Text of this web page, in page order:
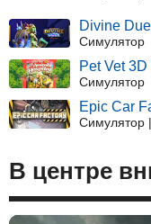
Divine Duel
Симулятор
Pet Vet
Симулятор
Epic Car
Симулятор
В центре